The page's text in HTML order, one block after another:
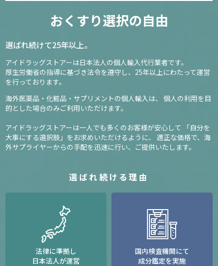
おくすり選択の自由
選ばれ続けて25年以上。
アイドラッグストアーは日本法人の個人輸入代行業者です。
厚生労働省の指導に基づき法令を遵守し、 25年以上にわたって運営
を行っております。
海外医薬品・化粧品・サプリメントの個人輸入は、
個人の利用を目
的とした場合のみご利用いただけます。
アイドラッグストアーは一人でも多くのお客様が安心して
「自分を
大事にする選択肢」をお求めいただけるように、
適正な価格で、海
外サプライヤーからの手配を迅速に行い、ご提供いたします。
選ばれ続ける理由
法律に準拠し
日本法人が運営
国内検査機関にて
成分鑑定を実施